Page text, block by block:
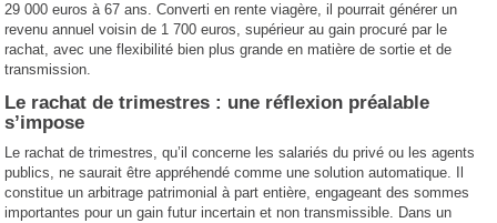
29 000 euros à 67 ans. Converti en rente viagère, il pourrait générer un
revenu annuel voisin de 1 700 euros, supérieur au gain procuré par le
rachat, avec une flexibilité bien plus grande en matière de sortie et de
transmission.
Le rachat de trimestres : une réflexion préalable
s’impose
Le rachat de trimestres, qu’il concerne les salariés du privé ou les agents
publics, ne saurait être appréhendé comme une solution automatique. Il
constitue un arbitrage patrimonial à part entière, engageant des sommes
importantes pour un gain futur incertain et non transmissible. Dans un